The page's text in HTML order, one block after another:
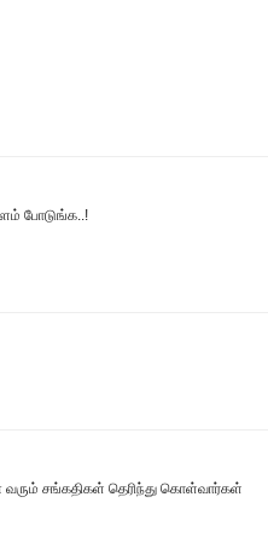
போடுங்க..!
வரும் சங்கதிகள் தெரிந்து கொள்வார்கள்